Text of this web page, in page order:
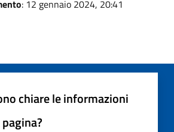
: 12 gennaio 2024, 20:41
chiare le informazioni